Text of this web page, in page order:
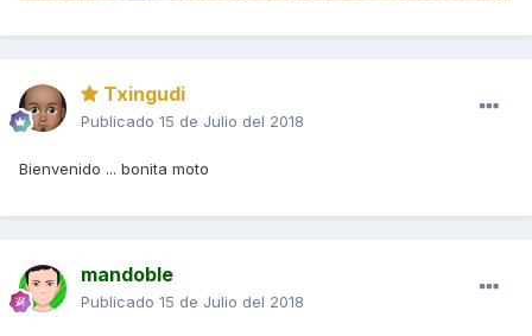
Txingudi
Publicado 15 de Julio del 2018
Bienvenido ... bonita moto
mandoble
Publicado 15 de Julio del 2018